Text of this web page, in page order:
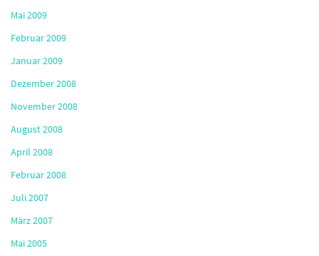
Mai 2009
Februar 2009
Januar 2009
Dezember 2008
November 2008
August 2008
April 2008
Februar 2008
Juli 2007
März 2007
Mai 2005